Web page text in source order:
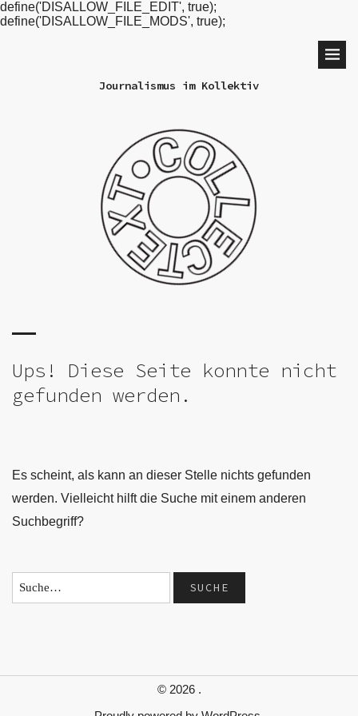
define('DISALLOW_FILE_EDIT', true);
define('DISALLOW_FILE_MODS', true);
Journalismus im Kollektiv
Ups! Diese Seite konnte nicht
gefunden werden.
Es scheint, als kann an dieser Stelle nichts gefunden
werden. Vielleicht hilft die Suche mit einem anderen
Suchbegriff?
© 2026 .